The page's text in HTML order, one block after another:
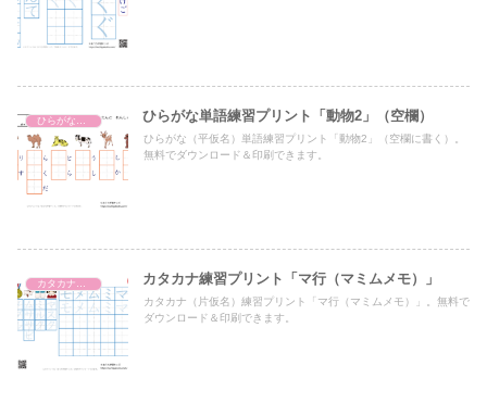
ひらがな単語練習プリント「動物2」（空欄）
ひらがな（平仮名）単語練習プリント「動物2」（空欄に書く）。
無料でダウンロード＆印刷できます。
カタカナ練習プリント カタカナ練習プリント「マ行（マミムメモ）」
カタカナ（片仮名）練習プリント「マ行（マミムメモ）」。無料で
ダウンロード＆印刷できます。